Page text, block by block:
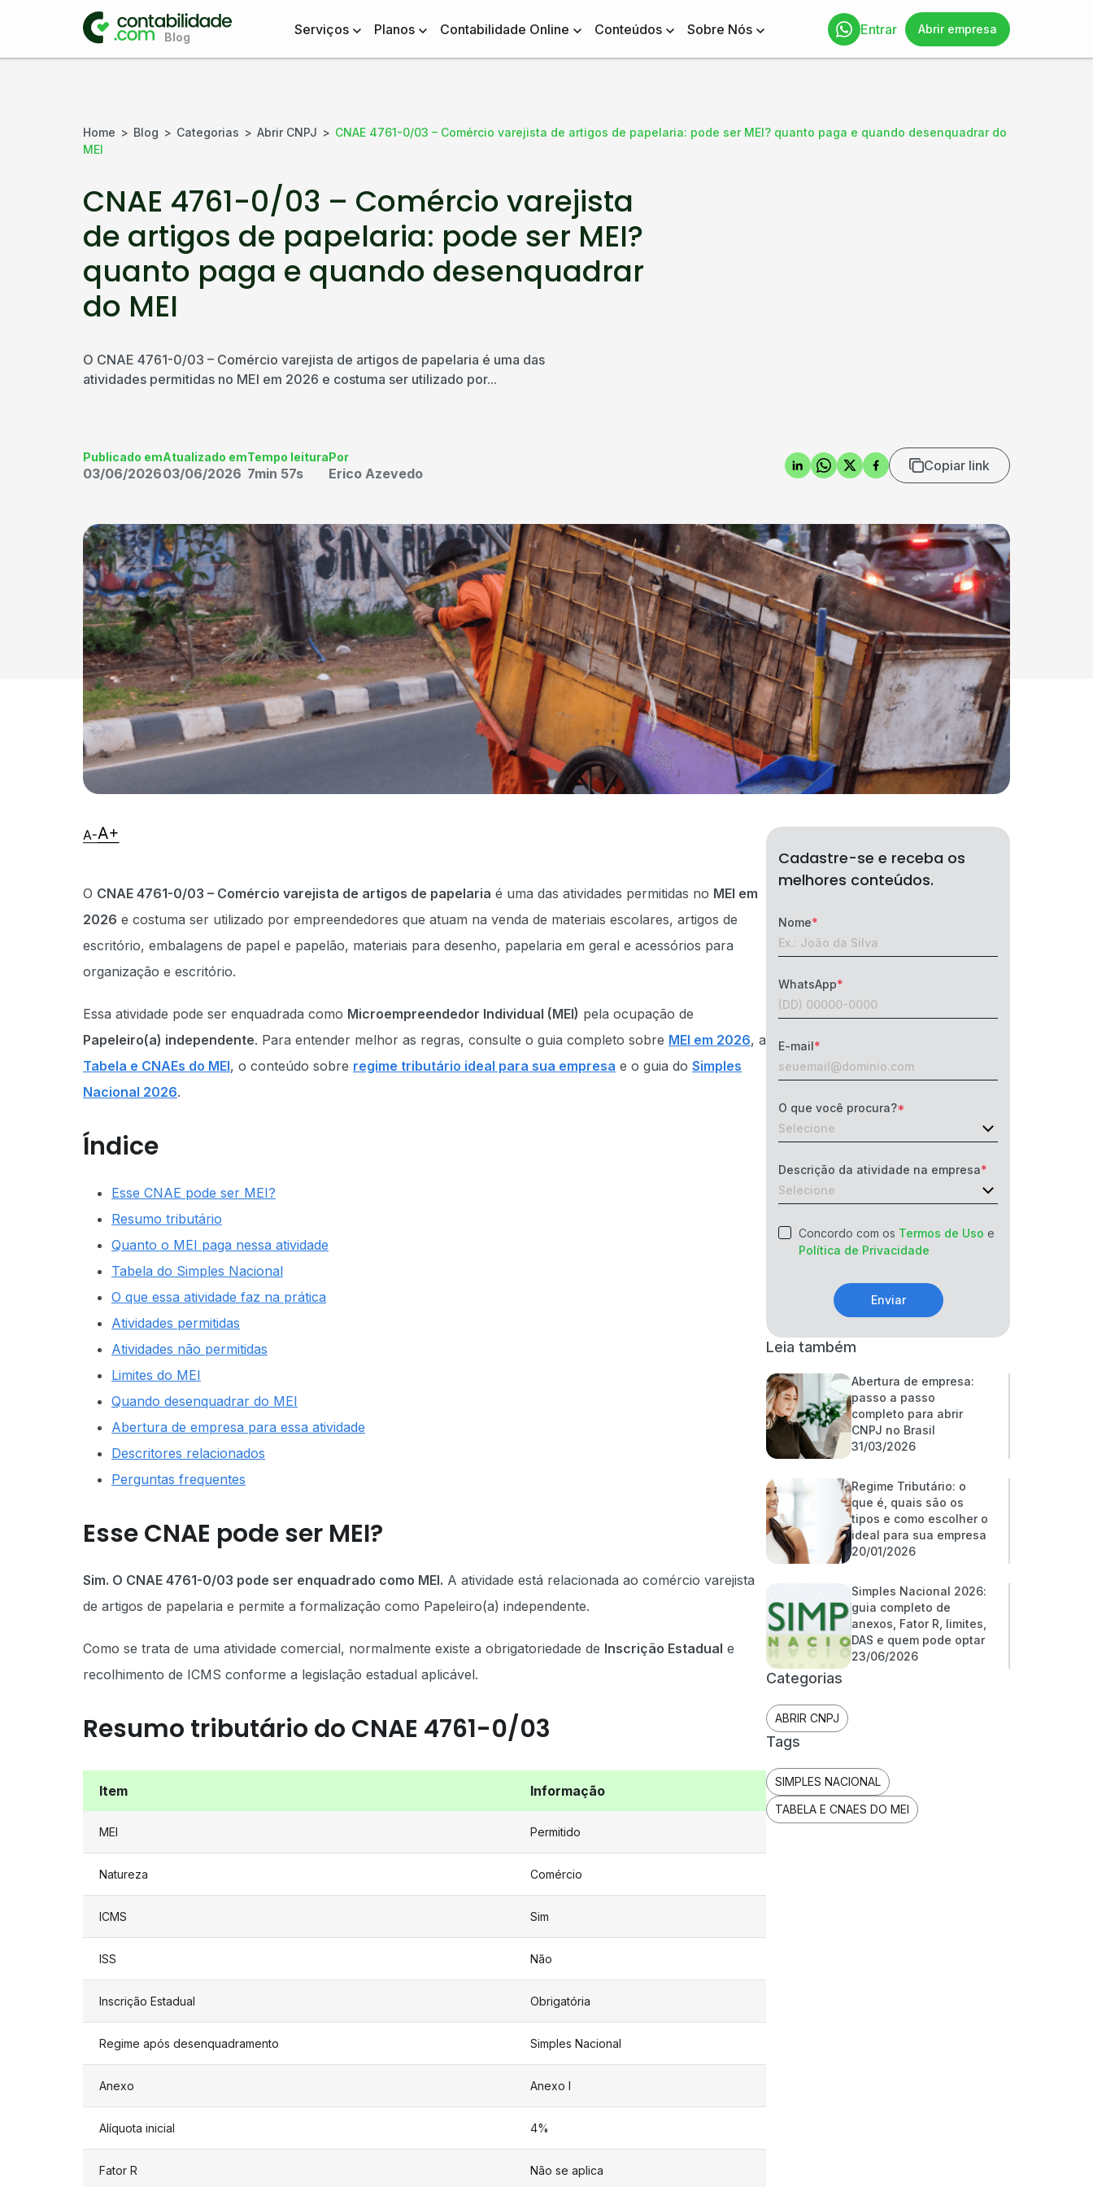
Serviços Planos Contabilidade Online Conteúdos Sobre Nós Entrar Abrir empresa
Home Blog Categorias Abrir CNPJ
CNAE 4761-0/03 – Comércio varejista de artigos de papelaria: pode ser MEI? quanto paga e quando desenquadrar do
MEI
CNAE 4761-0/03 – Comércio varejista
de artigos de papelaria: pode ser MEI?
quanto paga e quando desenquadrar
do MEI
O CNAE 4761-0/03 – Comércio varejista de artigos de papelaria é uma das
atividades permitidas no MEI em 2026 e costuma ser utilizado por...
Publicado em
03/06/2026
Atualizado em
03/06/2026
Tempo leitura
7min 57s
Por
Erico Azevedo Copiar link
O CNAE 4761-0/03 – Comércio varejista de artigos de papelaria é uma das atividades permitidas no MEI em
2026 e costuma ser utilizado por empreendedores que atuam na venda de materiais escolares, artigos de
escritório, embalagens de papel e papelão, materiais para desenho, papelaria em geral e acessórios para
organização e escritório.
Essa atividade pode ser enquadrada como Microempreendedor Individual (MEI) pela ocupação de
Papeleiro(a) independente. Para entender melhor as regras, consulte o guia completo sobre MEI em 2026, a
Tabela e CNAEs do MEI, o conteúdo sobre regime tributário ideal para sua empresa e o guia do Simples
Nacional 2026.
Índice
Esse CNAE pode ser MEI?
Resumo tributário
Quanto o MEI paga nessa atividade
Tabela do Simples Nacional
O que essa atividade faz na prática
Atividades permitidas
Atividades não permitidas
Limites do MEI
Quando desenquadrar do MEI
Abertura de empresa para essa atividade
Descritores relacionados
Perguntas frequentes
Esse CNAE pode ser MEI?
Sim. O CNAE 4761-0/03 pode ser enquadrado como MEI. A atividade está relacionada ao comércio varejista
de artigos de papelaria e permite a formalização como Papeleiro(a) independente.
Como se trata de uma atividade comercial, normalmente existe a obrigatoriedade de Inscrição Estadual e
recolhimento de ICMS conforme a legislação estadual aplicável.
Resumo tributário do CNAE 4761-0/03
Item Informação
MEI Permitido
Natureza Comércio
ICMS Sim
ISS Não
Inscrição Estadual Obrigatória
Regime após desenquadramento Simples Nacional
Anexo Anexo I
Alíquota inicial 4%
Fator R Não se aplica
Cadastre-se e receba os
melhores conteúdos.
Nome
WhatsApp
E-mail
O que você procura?
Descrição da atividade na empresa
Concordo com os Termos de Uso e
Política de Privacidade
Enviar
Leia também
Abertura de empresa:
passo a passo
completo para abrir
CNPJ no Brasil
31/03/2026
Regime Tributário: o
que é, quais são os
tipos e como escolher o
ideal para sua empresa
20/01/2026
Simples Nacional 2026:
guia completo de
anexos, Fator R, limites,
DAS e quem pode optar
23/06/2026
Categorias
ABRIR CNPJ
Tags
SIMPLES NACIONAL
TABELA E CNAES DO MEI